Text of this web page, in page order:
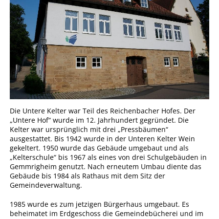
Gemmrigheim
Markungsputzete
Lesepaten gesucht!
Gemmrigheimer
Lesewochen
Paten für Baum- und
Aktion „PFLÜCK MICH!“
Boulebahn
Willkommensbesuche
Krabbelgruppe
Gemmrigheimer
Die Untere Kelter war Teil des Reichenbacher Hofes. Der
„Untere Hof“ wurde im 12. Jahrhundert gegründet. Die
Kelter war ursprünglich mit drei „Pressbäumen“
ausgestattet. Bis 1942 wurde in der Unteren Kelter Wein
gekeltert. 1950 wurde das Gebäude umgebaut und als
„Kelterschule“ bis 1967 als eines von drei Schulgebäuden in
Gemmrigheim genutzt. Nach erneutem Umbau diente das
Gebäude bis 1984 als Rathaus mit dem Sitz der
Gemeindeverwaltung.
1985 wurde es zum jetzigen Bürgerhaus umgebaut. Es
beheimatet im Erdgeschoss die Gemeindebücherei und im